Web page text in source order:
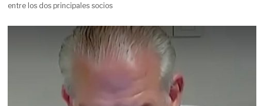
entre los dos principales socios